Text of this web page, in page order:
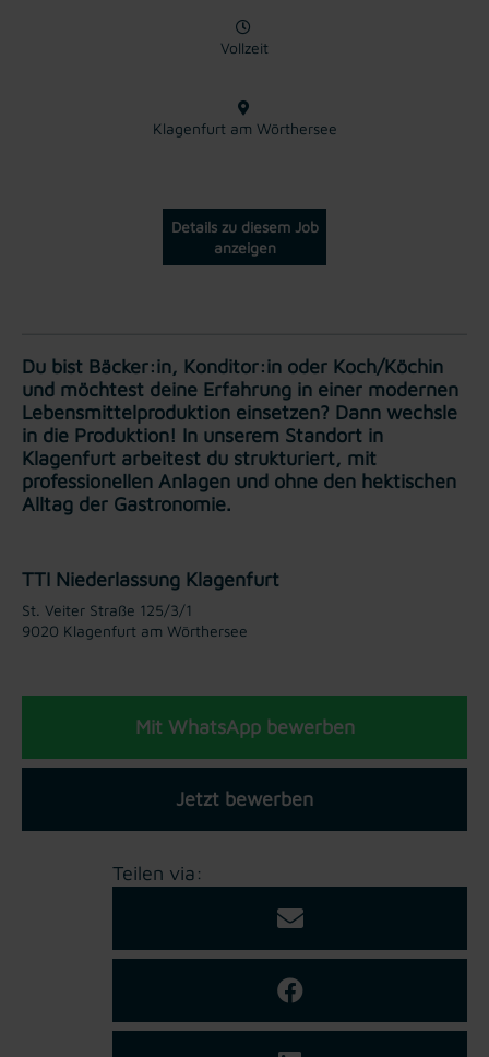
Vollzeit
Klagenfurt am Wörthersee
Details zu diesem Job
anzeigen
Du bist Bäcker:in, Konditor:in oder Koch/Köchin
und möchtest deine Erfahrung in einer modernen
Lebensmittelproduktion einsetzen? Dann wechsle
in die Produktion! In unserem Standort in
Klagenfurt arbeitest du strukturiert, mit
professionellen Anlagen und ohne den hektischen
Alltag der Gastronomie.
TTI Niederlassung Klagenfurt
St. Veiter Straße 125/3/1
9020 Klagenfurt am Wörthersee
Mit WhatsApp bewerben
Jetzt bewerben
Teilen via: